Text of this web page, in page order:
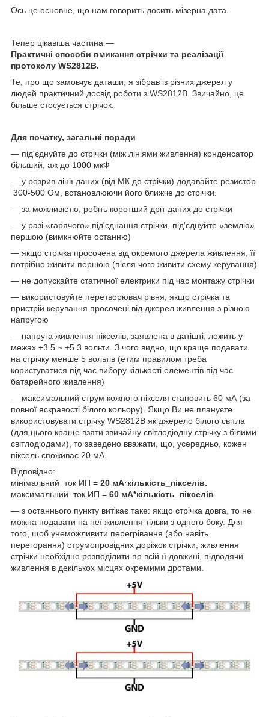
Ось це основне, що нам говорить досить мізерна дата.
Тепер цікавіша частина —
Практичні способи вмикання стрічки та реалізації
протоколу WS2812B.
Те, про що замовчує даташи, я зібрав із різних джерел у
людей практичний досвід роботи з WS2812B. Звичайно, це
більше стосується стрічок.
Для початку, загальні поради
— під'єднуйте до стрічки (між лініями живлення) конденсатор
більший, аж до 1000 мкФ
— у розрив лінії даних (від МК до стрічки) додавайте резистор
300-500 Ом, встановлюючи його ближче до стрічки.
— за можливістю, робіть коротший дріт даних до стрічки
— у разі «гарячого» під'єднання стрічки, під'єднуйте «землю»
першою (вимкнюйте останню)
— якщо стрічка просочена від окремого джерела живлення, її
потрібно живити першою (після чого живити схему керування)
— не допускайте статичної електрики під час монтажу стрічки
— використовуйте перетворювач рівня, якщо стрічка та
пристрій керування просочені від джерел живлення з різною
напругою
— напруга живлення пікселів, заявлена в датішті, лежить у
межах +3.5 ~ +5.3 вольти. З чого видно, що краще подавати
на стрічку менше 5 вольтів (етим правилом треба
користуватися під час вибору кількості елементів під час
батарейного живлення)
— максимальний струм кожного пікселя становить 60 мА (за
повної яскравості білого кольору). Якщо Ви не плануєте
використовувати стрічку WS2812B як джерело білого світла
(для цього краще взяти звичайну світлодіодну стрічку з білими
світлодіодами), то заведено вважати, що, усередньо, кожен
піксель споживає 20 мА.
Відповідно:
мінімальний ток ИП = 20 мА·кількість_пікселів.
максимальний ток ИП = 60 мА*кількість_пікселів
— з останнього пункту витікає таке: якщо стрічка довга, то не
можна подавати на неї живлення тільки з одного боку. Для
того, щоб унеможливити перегрівання (або навіть
перегорання) струмопровідних доріжок стрічки, живлення
стрічки необхідно розподілити по всій її довжині, підводячи
живлення в декількох місцях окремими дротами.